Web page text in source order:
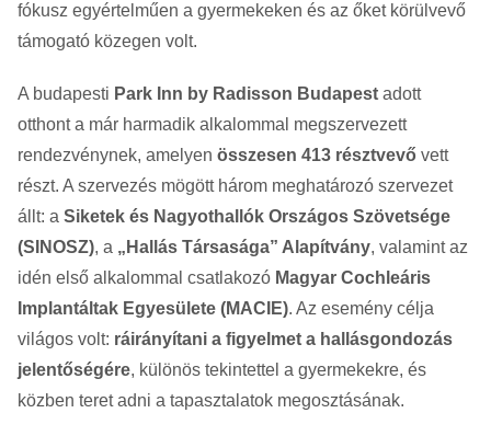
fókusz egyértelműen a gyermekeken és az őket körülvevő
támogató közegen volt.
A budapesti Park Inn by Radisson Budapest adott
otthont a már harmadik alkalommal megszervezett
rendezvénynek, amelyen összesen 413 résztvevő vett
részt. A szervezés mögött három meghatározó szervezet
állt: a Siketek és Nagyothallók Országos Szövetsége
(SINOSZ), a „Hallás Társasága” Alapítvány, valamint az
idén első alkalommal csatlakozó Magyar Cochleáris
Implantáltak Egyesülete (MACIE). Az esemény célja
világos volt: ráirányítani a figyelmet a hallásgondozás
jelentőségére, különös tekintettel a gyermekekre, és
közben teret adni a tapasztalatok megosztásának.